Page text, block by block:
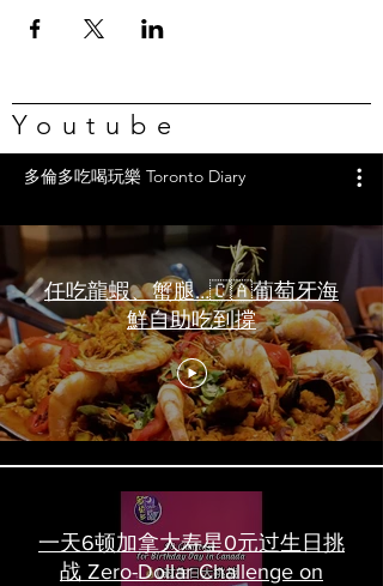
Youtube
多倫多吃喝玩樂 Toronto Diary
任吃龍蝦、蟹腿…🇨🇦葡萄牙海
鮮自助吃到撐
一天6顿加拿大寿星0元过生日挑
战 Zero-Dollar Challenge on